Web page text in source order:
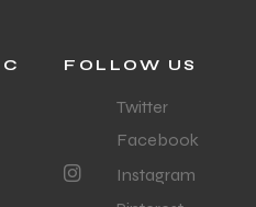
FOLLOW US
Twitter
Facebook
Instagram